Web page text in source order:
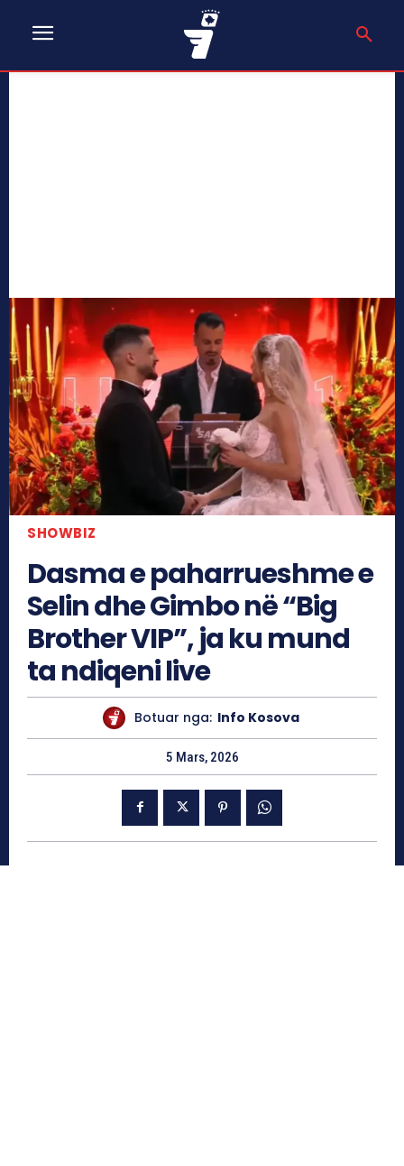
SHOWBIZ
Dasma e paharrueshme e
Selin dhe Gimbo në “Big
Brother VIP”, ja ku mund
ta ndiqeni live
Botuar nga: Info Kosova
5 Mars, 2026